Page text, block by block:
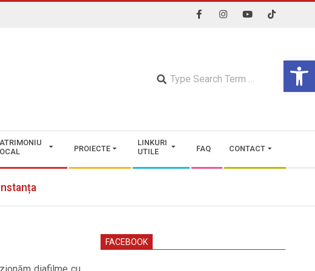
PROIECTE
LINKURI
UTILE
FAQ CONTACT
FACEBOOK